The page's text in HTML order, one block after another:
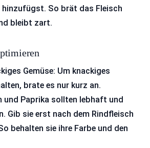
hinzufügst. So brät das Fleisch
bleibt zart.
Gemüse: Um knackiges
brate es nur kurz an.
und Paprika sollten lebhaft und
Gib sie erst nach dem Rindfleisch
behalten sie ihre Farbe und den